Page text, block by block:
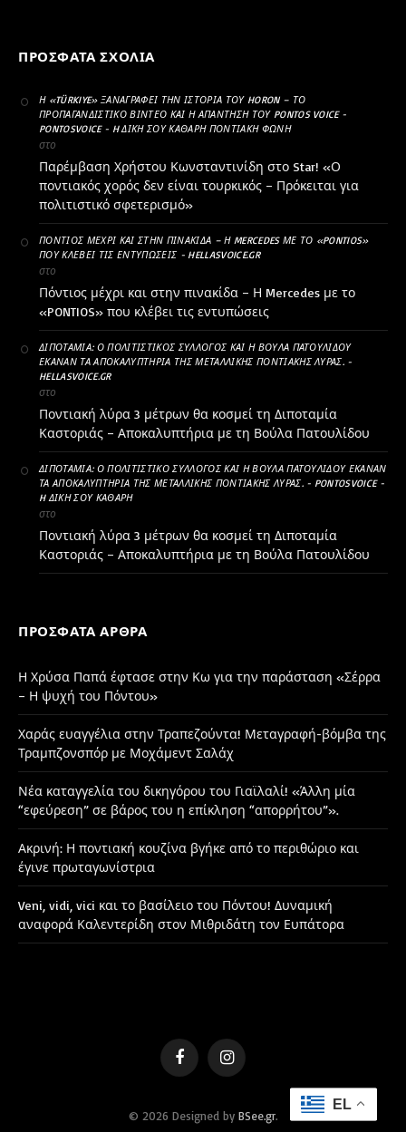
ΠΡΌΣΦΑΤΑ ΣΧΌΛΙΑ
Η «TÜRKIYE» ΞΑΝΑΓΡΆΦΕΙ ΤΗΝ ΙΣΤΟΡΊΑ ΤΟΥ HORON – ΤΟ
ΠΡΟΠΑΓΑΝΔΙΣΤΙΚΌ ΒΊΝΤΕΟ ΚΑΙ Η ΑΠΆΝΤΗΣΗ ΤΟΥ PONTOS VOICE -
PONTOSVOICE - H ΔΙΚΉ ΣΟΥ ΚΑΘΑΡΗ ΠΟΝΤΙΑΚΉ ΦΩΝΉ
στο
Παρέμβαση Χρήστου Κωνσταντινίδη στο Star! «Ο
ποντιακός χορός δεν είναι τουρκικός – Πρόκειται για
πολιτιστικό σφετερισμό»
ΠΌΝΤΙΟΣ ΜΈΧΡΙ ΚΑΙ ΣΤΗΝ ΠΙΝΑΚΊΔΑ – Η MERCEDES ΜΕ ΤΟ «PONTIOS»
ΠΟΥ ΚΛΈΒΕΙ ΤΙΣ ΕΝΤΥΠΏΣΕΙΣ - HELLASVOICE.GR
στο
Πόντιος μέχρι και στην πινακίδα – Η Mercedes με το
«PONTIOS» που κλέβει τις εντυπώσεις
ΔΙΠΟΤΑΜΊΑ: Ο ΠΟΛΙΤΙΣΤΙΚΌΣ ΣΎΛΛΟΓΟΣ ΚΑΙ Η ΒΟΎΛΑ ΠΑΤΟΥΛΊΔΟΥ
ΈΚΑΝΑΝ ΤΑ ΑΠΟΚΑΛΥΠΤΉΡΙΑ ΤΗΣ ΜΕΤΑΛΛΙΚΉΣ ΠΟΝΤΙΑΚΉΣ ΛΎΡΑΣ. -
HELLASVOICE.GR
στο
Ποντιακή λύρα 3 μέτρων θα κοσμεί τη Διποταμία
Καστοριάς – Αποκαλυπτήρια με τη Βούλα Πατουλίδου
ΔΙΠΟΤΑΜΊΑ: Ο ΠΟΛΙΤΙΣΤΙΚΌ ΣΎΛΛΟΓΟΣ ΚΑΙ Η ΒΟΎΛΑ ΠΑΤΟΥΛΊΔΟΥ ΈΚΑΝΑΝ
ΤΑ ΑΠΟΚΑΛΥΠΤΉΡΙΑ ΤΗΣ ΜΕΤΑΛΛΙΚΉΣ ΠΟΝΤΙΑΚΉΣ ΛΎΡΑΣ. - PONTOSVOICE -
H ΔΙΚΉ ΣΟΥ ΚΑΘΑΡΗ
στο
Ποντιακή λύρα 3 μέτρων θα κοσμεί τη Διποταμία
Καστοριάς – Αποκαλυπτήρια με τη Βούλα Πατουλίδου
ΠΡΌΣΦΑΤΑ ΆΡΘΡΑ
Η Χρύσα Παπά έφτασε στην Κω για την παράσταση «Σέρρα
– Η ψυχή του Πόντου»
Χαράς ευαγγέλια στην Τραπεζούντα! Μεταγραφή-βόμβα της
Τραμπζονσπόρ με Μοχάμεντ Σαλάχ
Νέα καταγγελία του δικηγόρου του Γιαϊλαλί! «Άλλη μία
“εφεύρεση” σε βάρος του η επίκληση “απορρήτου”».
Ακρινή: Η ποντιακή κουζίνα βγήκε από το περιθώριο και
έγινε πρωταγωνίστρια
Veni, vidi, vici και το βασίλειο του Πόντου! Δυναμική
αναφορά Καλεντερίδη στον Μιθριδάτη τον Ευπάτορα
FacebookInstagram
© 2026 Designed by BSee.gr.
EL